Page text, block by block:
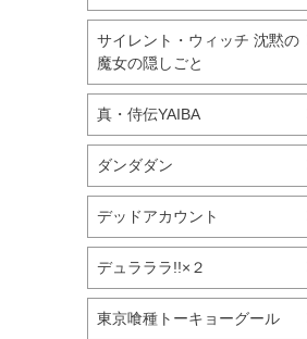
サイレント・ウィッチ 沈黙の
魔女の隠しごと
真・侍伝YAIBA
ダンダダン
デッドアカウント
デュラララ!!×２
東京喰種トーキョーグール